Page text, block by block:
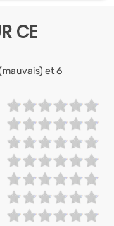
CE
et 6